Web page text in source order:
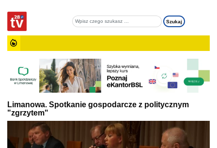
Limanowa. Spotkanie gospodarcze z politycznym
"zgrzytem"